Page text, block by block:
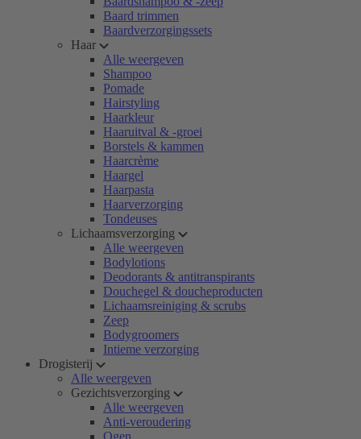
Baard trimmen
Baardverzorgingssets
Haar
Alle weergeven
Shampoo
Pomade
Hairstyling
Haarkleur
Haaruitval & -groei
Borstels & kammen
Haarcrème
Haargel
Haarpasta
Haarverzorging
Tondeuses
Lichaamsverzorging
Alle weergeven
Bodylotions
Deodorants & antitranspirants
Douchegel & doucheproducten
Lichaamsreiniging & scrubs
Zeep
Bodygroomers
Intieme verzorging
Drogisterij
Alle weergeven
Gezichtsverzorging
Alle weergeven
Anti-veroudering
Ogen